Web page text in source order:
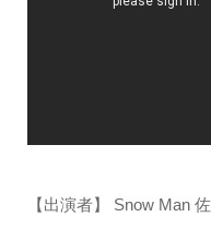
【出演者】 Snow Man